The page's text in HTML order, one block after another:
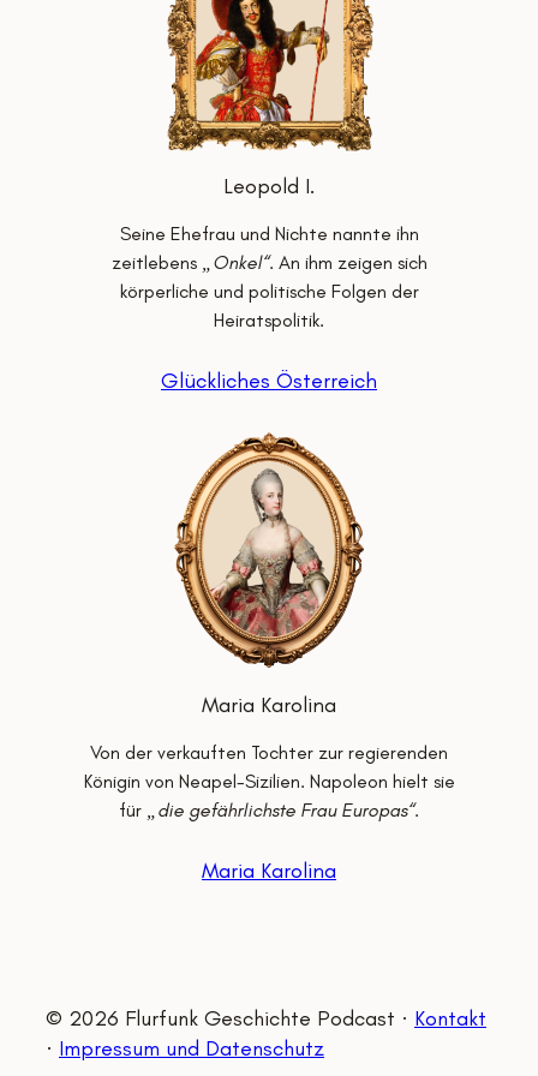
Leopold I.
Seine Ehefrau und Nichte nannte ihn
zeitlebens „Onkel“. An ihm zeigen sich
körperliche und politische Folgen der
Heiratspolitik.
Glückliches Österreich
Maria Karolina
Von der verkauften Tochter zur regierenden
Königin von Neapel-Sizilien. Napoleon hielt sie
für „die gefährlichste Frau Europas“.
Maria Karolina
© 2026 Flurfunk Geschichte Podcast · Kontakt
· Impressum und Datenschutz